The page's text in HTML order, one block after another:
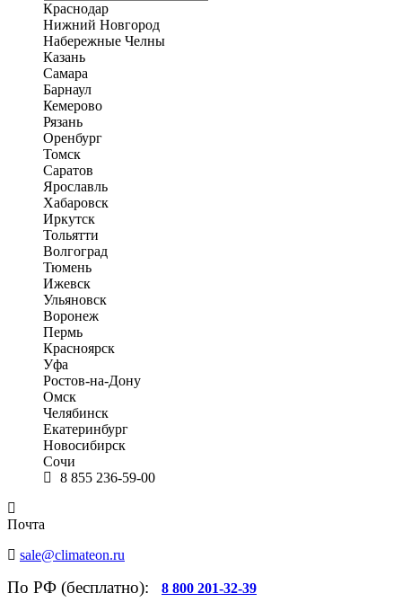
Краснодар
Нижний Новгород
Набережные Челны
Казань
Самара
Барнаул
Кемерово
Рязань
Оренбург
Томск
Саратов
Ярославль
Хабаровск
Иркутск
Тольятти
Волгоград
Тюмень
Ижевск
Ульяновск
Воронеж
Пермь
Красноярск
Уфа
Ростов-на-Дону
Омск
Челябинск
Екатеринбург
Новосибирск
Сочи
8 855 236-59-00
Почта
sale@climateon.ru
По РФ (бесплатно): 8 800 201-32-39